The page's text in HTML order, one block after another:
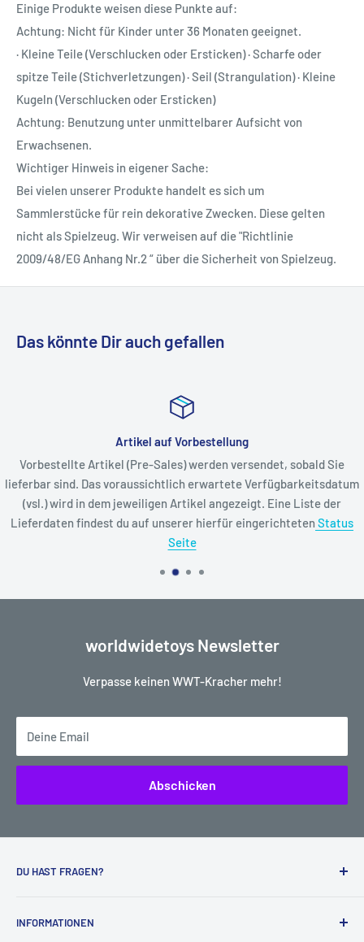
Einige Produkte weisen diese Punkte auf:
Achtung: Nicht für Kinder unter 36 Monaten geeignet.
· Kleine Teile (Verschlucken oder Ersticken) · Scharfe oder
spitze Teile (Stichverletzungen) · Seil (Strangulation) · Kleine
Kugeln (Verschlucken oder Ersticken)
Achtung: Benutzung unter unmittelbarer Aufsicht von
Erwachsenen.
Wichtiger Hinweis in eigener Sache:
Bei vielen unserer Produkte handelt es sich um
Sammlerstücke für rein dekorative Zwecken. Diese gelten
nicht als Spielzeug. Wir verweisen auf die "Richtlinie
2009/48/EG Anhang Nr.2 “ über die Sicherheit von Spielzeug.
Das könnte Dir auch gefallen
Artikel auf Vorbestellung
Vorbestellte Artikel (Pre-Sales) werden versendet, sobald Sie
lieferbar sind. Das voraussichtlich erwartete Verfügbarkeitsdatum
(vsl.) wird in dem jeweiligen Artikel angezeigt. Eine Liste der
Lieferdaten findest du auf unserer hierfür eingerichteten Status
Seite
worldwidetoys Newsletter
Verpasse keinen WWT-Kracher mehr!
Deine Email
Abschicken
DU HAST FRAGEN?
INFORMATIONEN